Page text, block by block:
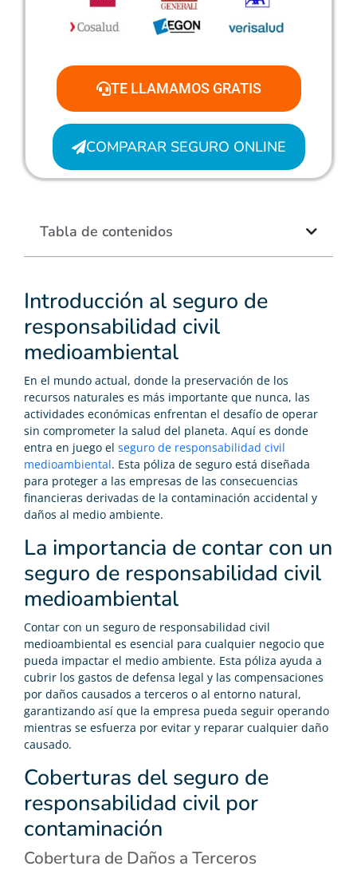
Introducción al seguro de
responsabilidad civil
medioambiental
En el mundo actual, donde la preservación de los
recursos naturales es más importante que nunca, las
actividades económicas enfrentan el desafío de operar
sin comprometer la salud del planeta. Aquí es donde
entra en juego el seguro de responsabilidad civil
medioambiental. Esta póliza de seguro está diseñada
para proteger a las empresas de las consecuencias
financieras derivadas de la contaminación accidental y
daños al medio ambiente.
La importancia de contar con un
seguro de responsabilidad civil
medioambiental
Contar con un seguro de responsabilidad civil
medioambiental es esencial para cualquier negocio que
pueda impactar el medio ambiente. Esta póliza ayuda a
cubrir los gastos de defensa legal y las compensaciones
por daños causados a terceros o al entorno natural,
garantizando así que la empresa pueda seguir operando
mientras se esfuerza por evitar y reparar cualquier daño
causado.
Coberturas del seguro de
responsabilidad civil por
contaminación
Cobertura de Daños a Terceros
TE LLAMAMOS GRATIS
COMPARAR SEGURO ONLINE
Tabla de contenidos